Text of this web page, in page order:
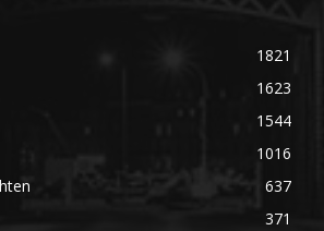
1821
1623
1544
1016
637
371